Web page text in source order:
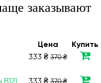
заказывают
Цена
Купить
333 ₴ 370 ₴
370 ₴